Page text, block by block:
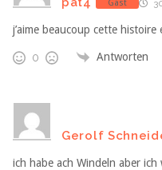
Gast
j’aime beaucoup cette histoire
0 Antworten
Gerolf
ich habe ach Windeln aber